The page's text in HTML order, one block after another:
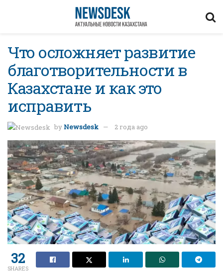
Что осложняет развитие
благотворительности в
Казахстане и как это
исправить
byNewsdesk 2 года ago
32
SHARES